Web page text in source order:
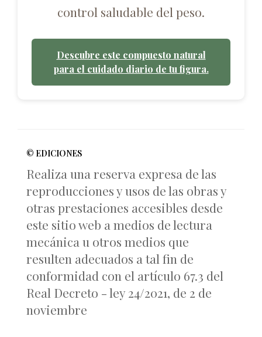
control saludable del peso.
Descubre este compuesto natural
para el cuidado diario de tu figura.
© EDICIONES
Realiza una reserva expresa de las
reproducciones y usos de las obras y
otras prestaciones accesibles desde
este sitio web a medios de lectura
mecánica u otros medios que
resulten adecuados a tal fin de
conformidad con el artículo 67.3 del
Real Decreto - ley 24/2021, de 2 de
noviembre